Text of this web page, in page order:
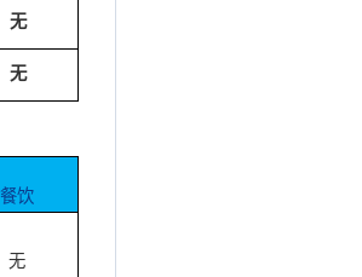
无
无
餐饮
无